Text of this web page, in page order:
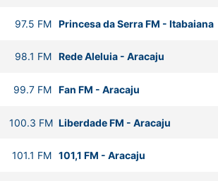
97.5 FM Princesa da Serra FM - Itabaiana
98.1 FM Rede Aleluia- Aracaju
99.7 FM Fan FM - Aracaju
100.3 FM Liberdade FM - Aracaju
101.1 FM 101,1 FM - Aracaju